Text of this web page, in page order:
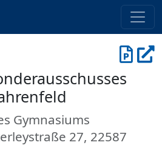
Gymnasiums
27, 22587